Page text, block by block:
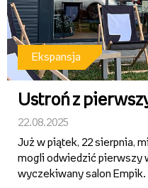
Ekspansja
Ustroń z
22.08.2025
Już w piątek, 22 sierpnia,
mogli odwiedzić pierwszy
wyczekiwany salon Empik.